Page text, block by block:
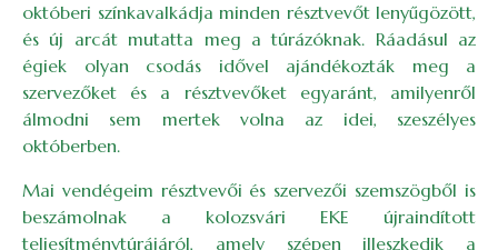
októberi színkavalkádja minden résztvevőt lenyűgözött,
és új arcát mutatta meg a túrázóknak. Ráadásul az
égiek olyan csodás idővel ajándékozták meg a
szervezőket és a résztvevőket egyaránt, amilyenről
álmodni sem mertek volna az idei, szeszélyes
októberben.
Mai vendégeim résztvevői és szervezői szemszögből is
beszámolnak a kolozsvári EKE újraindított
teljesítménytúrájáról, amely szépen illeszkedik a